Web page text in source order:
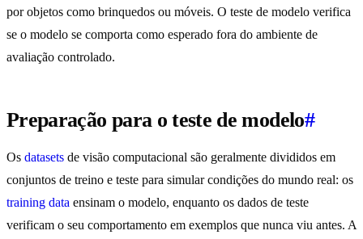
por objetos como brinquedos ou móveis. O teste de modelo verifica
se o modelo se comporta como esperado fora do ambiente de
avaliação controlado.
Preparação para o teste de modelo#
Os datasets de visão computacional são geralmente divididos em
conjuntos de treino e teste para simular condições do mundo real: os
training data ensinam o modelo, enquanto os dados de teste
verificam o seu comportamento em exemplos que nunca viu antes. A